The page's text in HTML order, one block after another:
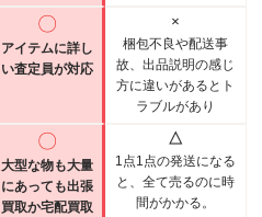
〇
アイテムに詳し
い査定員が対応
×
梱包不良や配送事
故、出品説明の感じ
方に違いがあるとト
ラブルがあり
〇
大型な物も大量
にあっても出張
買取か宅配買取
△
1点1点の発送になる
と、全て売るのに時
間がかかる。